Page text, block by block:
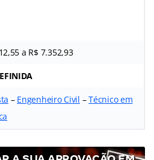
a R$ 7.352,93
– Engenheiro Civil –Técnico em